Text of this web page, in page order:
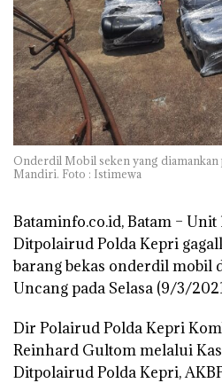
Onderdil Mobil seken yang
Mandiri. Foto : Istimewa
Bataminfo.co.id, Batam – Unit
Ditpolairud Polda Kepri
barang bekas onderdil mobil
Uncang pada Selasa (9/3/
Dir Polairud Polda Kepri
Reinhard Gultom melalui
Ditpolairud Polda Kepri,